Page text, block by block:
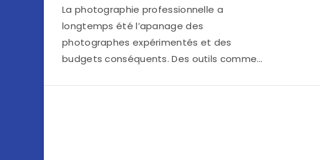
La photographie professionnelle a
longtemps été l’apanage des
photographes expérimentés et des
budgets conséquents. Des outils comme…